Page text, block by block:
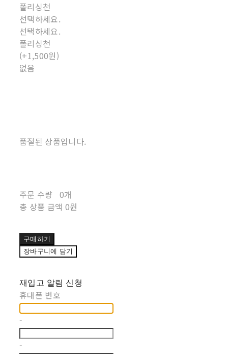
폴리싱천
선택하세요.
선택하세요.
폴리싱천
(+1,500원)
없음
품절된 상품입니다.
주문 수량
0개
총 상품 금액 0원
구매하기
장바구니에 담기
재입고 알림 신청
휴대폰 번호
-
-